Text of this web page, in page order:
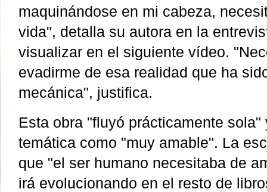
maquinándose en mi cabeza,
vida", detalla su autora en la
visualizar en el siguiente vídeo.
evadirme de esa realidad que ha
mecánica", justifica.
Esta obra "fluyó prácticamente
temática como "muy amable". La
que "el ser humano necesitaba de
irá evolucionando en el resto de